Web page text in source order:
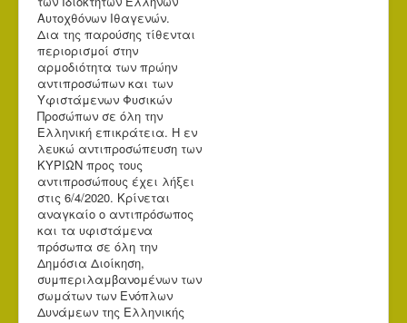
Αυτοχθόνων Ιθαγενών.
Δια της παρούσης τίθενται
περιορισμοί στην
αρμοδιότητα των πρώην
αντιπροσώπων και των
Υφιστάμενων Φυσικών
Προσώπων σε όλη την
Ελληνική επικράτεια. Η εν
λευκώ αντιπροσώπευση των
ΚΥΡΙΩΝ προς τους
αντιπροσώπους έχει λήξει
στις 6/4/2020. Κρίνεται
αναγκαίο ο αντιπρόσωπος
και τα υφιστάμενα
πρόσωπα σε όλη την
Δημόσια Διοίκηση,
συμπεριλαμβανομένων των
σωμάτων των Ενόπλων
Δυνάμεων της Ελληνικής